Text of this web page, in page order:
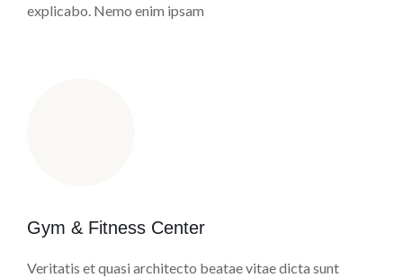
explicabo. Nemo enim ipsam
Gym & Fitness Center
Veritatis et quasi architecto beatae vitae dicta sunt